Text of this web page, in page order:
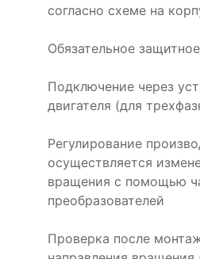
согласно схеме на
Обязательное
Подключение через
двигателя (для
Регулирование
осуществляется
вращения с помощью
преобразователей
Проверка после